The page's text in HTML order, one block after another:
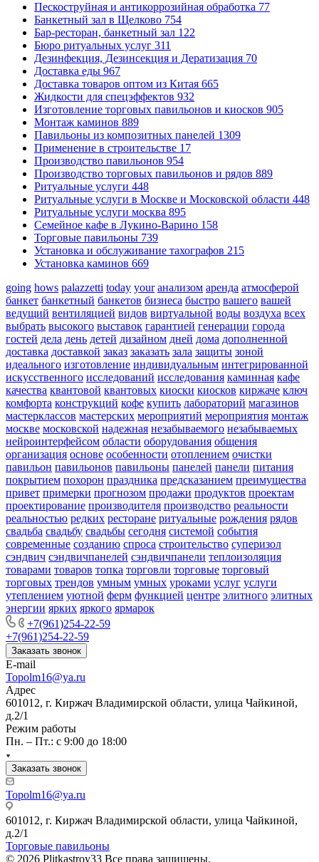
Пескоструйная и антикоррозийная обработка 77
Банкетный зал в Щелково 754
Бар-ресторан, банкетный зал 122
Бюро ритуальных услуг 311
Дезинфекция, Дезинсекция и Дератизация 70
Доставка еды 967
Доставка товаров оптом из Китая 665
Жидкости для спецэффектов 932
Изготовление торговых павильонов и киосков 905
Монтаж каминов 889
Павильоны из композитных панелей 1309
Применение в строительстве 17
Производство павильонов 954
Производство торговых павильонов и рядов 889
Ритуальные услуги 448
Ритуальные услуги в Москве и Московской области 448
Ритуальные услуги москва 895
Семейное кафе в Лукино-Варино 158
Торговые павильоны 739
Установка и обслуживание тахографов 215
Установка каминов 669
going hows palazzetti today your анализом аренда атмосферой
банкет банкетный банкетов бизнеса быстро вашего вашей
ведущий вентиляцией видов виртуальной воды воздуха всех
выбрать высокого выставок гарантией генерации города
гостей дела день детей дизайном дней дома дополненной
доставка доставкой заказ заказать зала защиты зоной
идеального изготовление индивидуальным интегрированной
искусственного исследований исследования каминная кафе
качества квантовой квантовых киоски киосков киржаче ключ
комфорта конструкций кофе купить лабораторий магазинов
мастерклассов мастерских мероприятий мероприятия монтаж
москве московской надежная незабываемого незабываемых
нейроинтерфейсом области оборудования общения
организация основе особенности отоплением очистки
павильон павильонов павильоны панелей панели питания
покрытием похорон праздника предсказанием преимущества
привет примерки прогнозом продажи продуктов проектам
проектирование производителя производство реальности
реальностью редких ресторане ритуальные рождения рядов
свадьба свадьбу свадьбы сегодня системой события
современные созданию спроса строительство суперизол
сэндвич сэндвичпанелей сэндвичпанели теплоизоляция
товарами товаров топка торговли торговые торговый
торговых трендов умным умных уроками услуг услуги
утеплением уютной ферм функцией центре элитного элитных
энергии ярких яркого ярмарок
+7(961)254-22-59
+7(961)254-22-59
Заказать звонок
E-mail
Topolm16@ya.ru
Адрес
601012, г. Киржач Владимирской области, улица Чайкиной,
д.2/1
Режим работы
Пн. – Пт.: с 9:00 до 18:00
Заказать звонок
Topolm16@ya.ru
601012, г. Киржач Владимирской области, улица Чайкиной,
д.2/1
Торговые павильоны
© 2026 Plitkastroy33 Все права защищены.